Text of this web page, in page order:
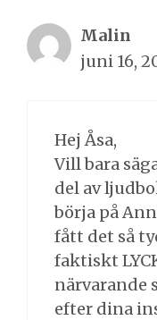
Malin
juni 16,
Hej Åsa,
Vill bara
del av
börja på
fått det så
faktiskt
närvarande
efter dina